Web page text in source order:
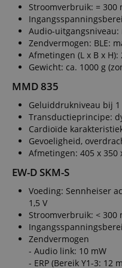
Stroomverbruik: = 300
Audio-uitgangsniveau:
Zendvermogen: BLE:
Afmetingen (L x B x H):
Gewicht: ca. 1000 g
MMD 835
Geluiddrukniveau bij 1
Transductieprincipe:
Cardioïde
Gevoeligheid,
Afmetingen: 405 x 350
EW-D SKM-S
Voeding: Sennheiser
1,5 V
Stroomverbruik: < 300
Zendvermogen
- Audio link: 10 mW
- ERP (Bereik Y1-3: 12